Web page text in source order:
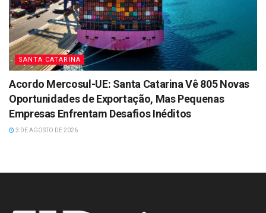
SANTA CATARINA
Acordo Mercosul-UE: Santa Catarina Vê 805 Novas
Oportunidades de Exportação, Mas Pequenas
Empresas Enfrentam Desafios Inéditos
3 DE AGOSTO DE 2026